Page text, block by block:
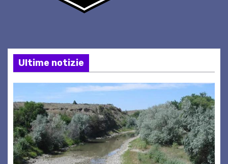
Ultime notizie